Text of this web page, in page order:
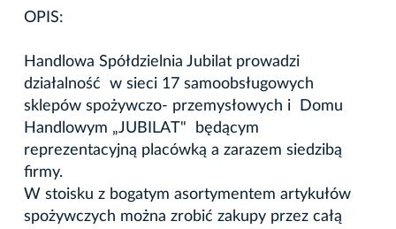
OPIS:
Handlowa Spółdzielnia Jubilat prowadzi
działalność w sieci 17 samoobsługowych
sklepów spożywczo- przemysłowych i Domu
Handlowym „JUBILAT" będącym
reprezentacyjną placówką a zarazem siedzibą
firmy.
W stoisku z bogatym asortymentem artykułów
spożywczych można zrobić zakupy przez całą